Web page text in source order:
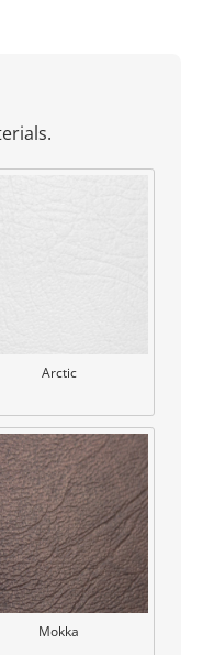
Arctic
Mokka